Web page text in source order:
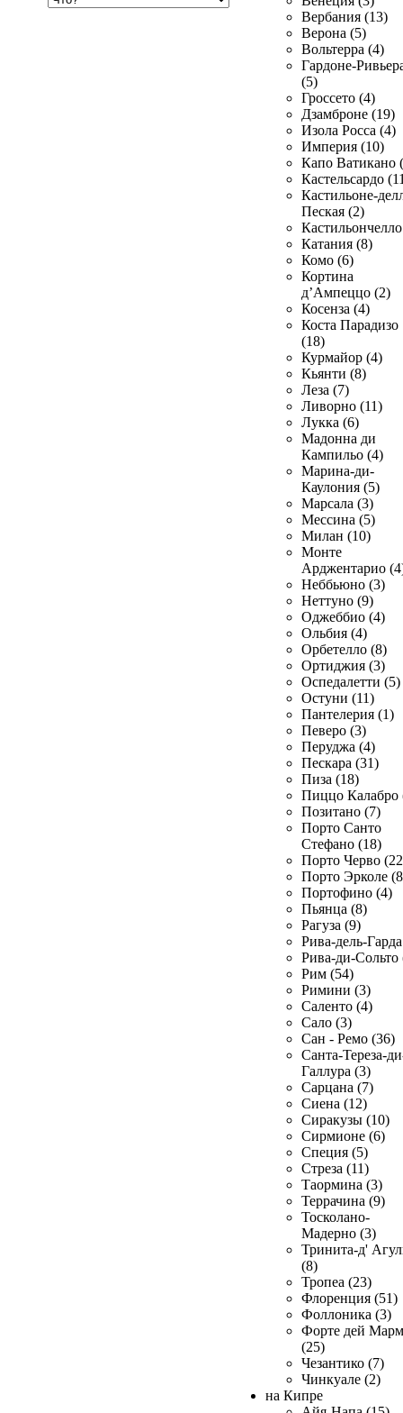
Вербания (13)
Верона (5)
Вольтерра (4)
Гардоне-
(5)
Гроссето (4)
Дзамброне (19)
Изола Росса (4)
Империя (10)
Капо Ватикано
Кастельсардо
Кастильоне-
Пеская (2)
Катания (8)
Комо (6)
Кортина
д’Ампеццо (2)
Косенза (4)
Коста Парадизо
(18)
Курмайор (4)
Кьянти (8)
Леза (7)
Ливорно (11)
Лукка (6)
Мадонна ди
Кампильо (4)
Марина-ди-
Каулония (5)
Марсала (3)
Мессина (5)
Милан (10)
Монте
Арджентарио
Неббьюно (3)
Неттуно (9)
Оджеббио (4)
Ольбия (4)
Орбетелло (8)
Ортиджия (3)
Оспедалетти (5)
Остуни (11)
Пантелерия (1)
Певеро (3)
Перуджа (4)
Пескара (31)
Пиза (18)
Пиццо Калабро
Позитано (7)
Порто Санто
Стефано (18)
Порто Черво
Порто Эрколе
Портофино (4)
Пьянца (8)
Рагуза (9)
Рива-дель-
Рива-ди-Сольто
Рим (54)
Римини (3)
Саленто (4)
Сало (3)
Сан - Ремо (36)
Санта-Тереза-
Галлура (3)
Сарцана (7)
Сиена (12)
Сиракузы (10)
Сирмионе (6)
Специя (5)
Стреза (11)
Таормина (3)
Террачина (9)
Тосколано-
Мадерно (3)
Тринита-д'
(8)
Тропеа (23)
Флоренция (51)
Фоллоника (3)
Форте дей
(25)
Чезантико (7)
Чинкуале (2)
на Кипре